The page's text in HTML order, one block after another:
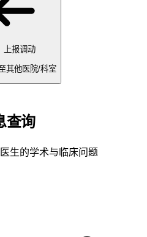
上报调动
其他医院/科室
查询
生的学术与临床问题